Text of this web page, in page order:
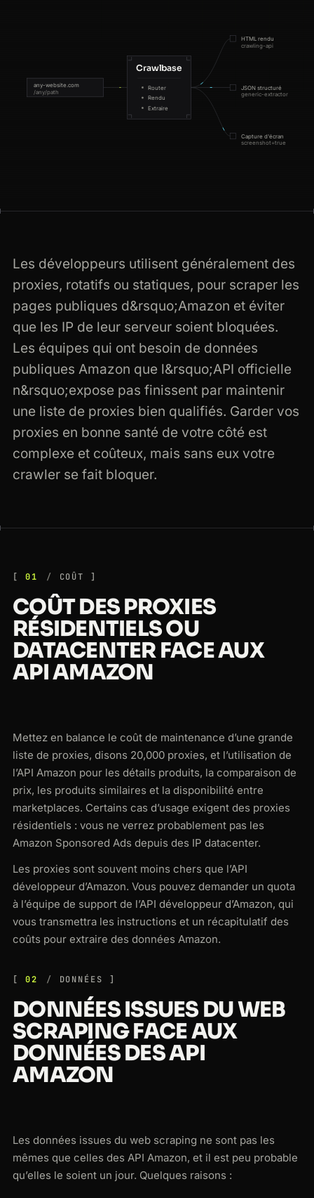
any-website.com
/any/path
Crawlbase
Router
Rendu
Extraire
HTML rendu
JSON structuré
Capture d'écran
crawling-api
generic-extractor
screenshot=true
Les développeurs utilisent généralement des
proxies, rotatifs ou statiques, pour scraper les
pages publiques d&rsquo;Amazon et éviter
que les IP de leur serveur soient bloquées.
Les équipes qui ont besoin de données
publiques Amazon que l&rsquo;API officielle
n&rsquo;expose pas finissent par maintenir
une liste de proxies bien qualifiés. Garder vos
proxies en bonne santé de votre côté est
complexe et coûteux, mais sans eux votre
crawler se fait bloquer.
01 COÛT
COÛT DES PROXIES
RÉSIDENTIELS OU
DATACENTER FACE AUX
API AMAZON
Mettez en balance le coût de maintenance d’une grande
liste de proxies, disons 20,000 proxies, et l’utilisation de
l’API Amazon pour les détails produits, la comparaison de
prix, les produits similaires et la disponibilité entre
marketplaces. Certains cas d’usage exigent des proxies
résidentiels : vous ne verrez probablement pas les
Amazon Sponsored Ads depuis des IP datacenter.
Les proxies sont souvent moins chers que l’API
développeur d’Amazon. Vous pouvez demander un quota
à l’équipe de support de l’API développeur d’Amazon, qui
vous transmettra les instructions et un récapitulatif des
coûts pour extraire des données Amazon.
02 DONNÉES
DONNÉES ISSUES DU WEB
SCRAPING FACE AUX
DONNÉES DES API
AMAZON
Les données issues du web scraping ne sont pas les
mêmes que celles des API Amazon, et il est peu probable
qu’elles le soient un jour. Quelques raisons :